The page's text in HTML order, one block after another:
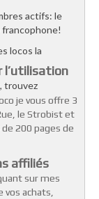
actifs: le
locos la
trouvez
l’utilisation
je vous offre 3
le Strobist et
de 200 pages de
affiliés
sur mes
achats,